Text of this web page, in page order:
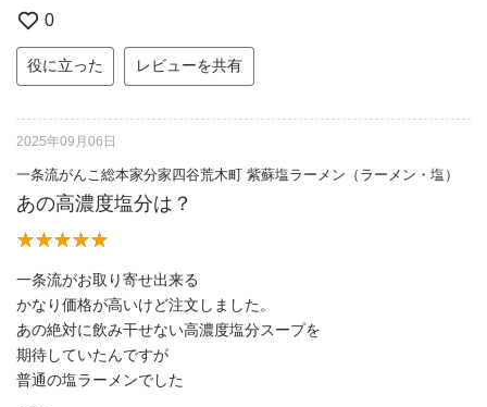
0
役に立った レビューを共有
2025年09月06日
一条流がんこ総本家分家四谷荒木町 紫蘇塩ラーメン（ラーメン・塩）
あの高濃度塩分は？
一条流がお取り寄せ出来る
かなり価格が高いけど注文しました。
あの絶対に飲み干せない高濃度塩分スープを
期待していたんですが
普通の塩ラーメンでした